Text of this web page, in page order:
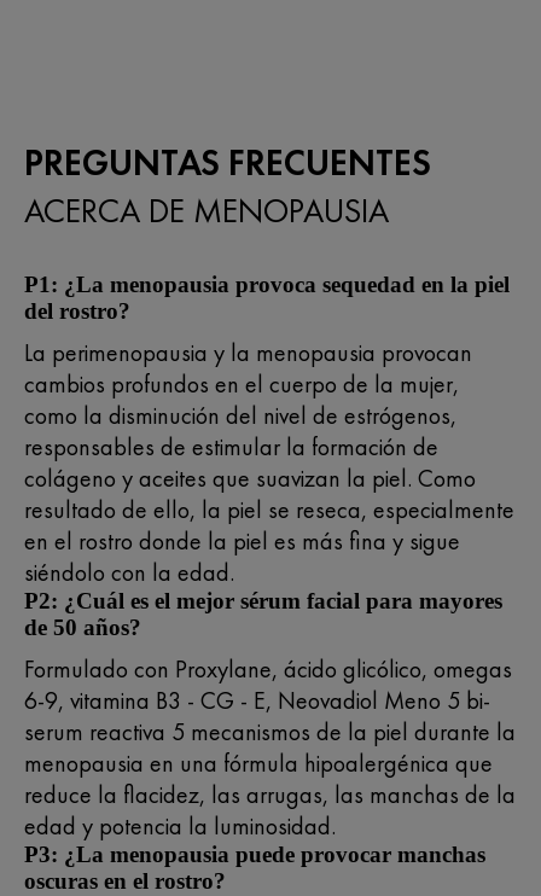
PREGUNTAS FRECUENTES
ACERCA DE MENOPAUSIA
P1: ¿La menopausia provoca sequedad en la piel
del rostro?
La perimenopausia y la menopausia provocan
cambios profundos en el cuerpo de la mujer,
como la disminución del nivel de estrógenos,
responsables de estimular la formación de
colágeno y aceites que suavizan la piel. Como
resultado de ello, la piel se reseca, especialmente
en el rostro donde la piel es más fina y sigue
siéndolo con la edad.
P2: ¿Cuál es el mejor sérum facial para mayores
de 50 años?
Formulado con Proxylane, ácido glicólico, omegas
6-9, vitamina B3 - CG - E, Neovadiol Meno 5 bi-
serum reactiva 5 mecanismos de la piel durante la
menopausia en una fórmula hipoalergénica que
reduce la flacidez, las arrugas, las manchas de la
edad y potencia la luminosidad.
P3: ¿La menopausia puede provocar manchas
oscuras en el rostro?